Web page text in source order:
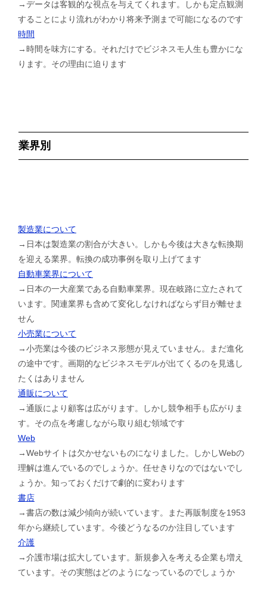
→データは客観的な視点を与えてくれます。しかも定点観測
することにより流れがわかり将来予測まで可能になるのです
時間
→時間を味方にする。それだけでビジネスモ人生も豊かにな
ります。その理由に迫ります
業界別
製造業について
→日本は製造業の割合が大きい。しかも今後は大きな転換期
を迎える業界。転換の成功事例を取り上げてます
自動車業界について
→日本の一大産業である自動車業界。現在岐路に立たされて
います。関連業界も含めて変化しなければならず目が離せま
せん
小売業について
→小売業は今後のビジネス形態が見えていません。まだ進化
の途中です。画期的なビジネスモデルが出てくるのを見逃し
たくはありません
通販について
→通販により顧客は広がります。しかし競争相手も広がりま
す。その点を考慮しながら取り組む領域です
Web
→Webサイトは欠かせないものになりました。しかしWebの
理解は進んでいるのでしょうか。任せきりなのではないでし
ょうか。知っておくだけで劇的に変わります
書店
→書店の数は減少傾向が続いています。また再販制度を1953
年から継続しています。今後どうなるのか注目しています
介護
→介護市場は拡大しています。新規参入を考える企業も増え
ています。その実態はどのようになっているのでしょうか